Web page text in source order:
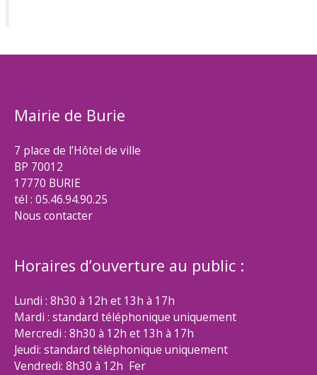
Mairie de Burie
7 place de l’Hôtel de ville
BP 70012
17770 BURIE
tél : 05.46.94.90.25
Nous contacter
Horaires d’ouverture au public :
Lundi : 8h30 à 12h et 13h à 17h
Mardi : standard téléphonique uniquement
Mercredi : 8h30 à 12h et 13h à 17h
Jeudi: standard téléphonique uniquement
Vendredi: 8h30 à 12h Fer